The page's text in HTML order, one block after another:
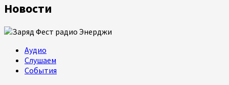
Новости
Аудио
Слушаем
События